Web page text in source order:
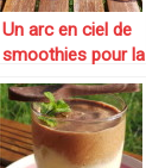
Un arc en ciel de
smoothies pour la
battle food#20